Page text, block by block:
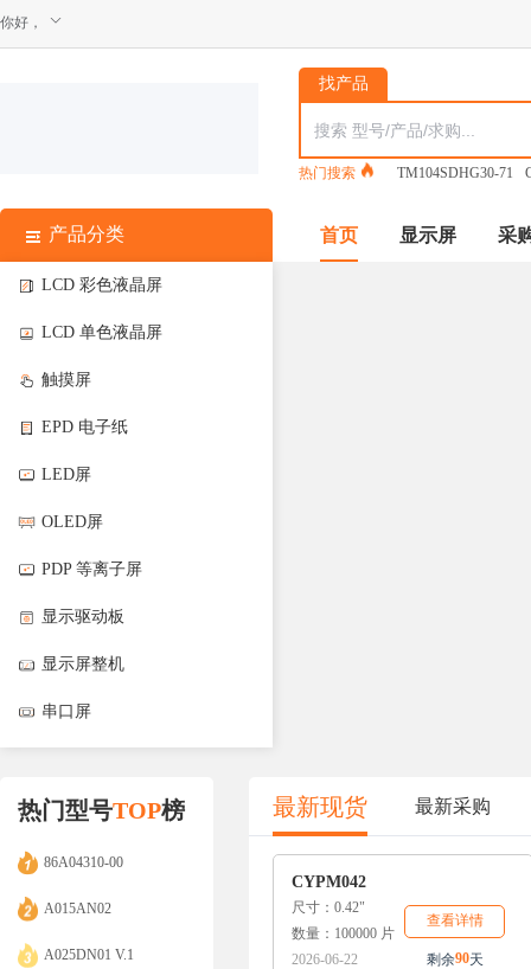
你好，
找产品
热门搜索 TM104SDHG30-71
产品分类 首页 显示屏 采
LCD 彩色液晶屏
LCD 单色液晶屏
触摸屏
EPD 电子纸
LED屏
OLED屏
PDP 等离子屏
显示驱动板
显示屏整机
串口屏
热门型号TOP榜
86A04310-00
A015AN02
A025DN01 V.1
最新现货 最新采购
CYPM042
尺寸：0.42"
数量：100000 片
查看详情
2026-06-22 剩余90天